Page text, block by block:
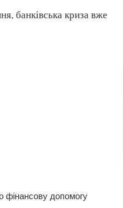
банківська криза вже
фінансову допомогу